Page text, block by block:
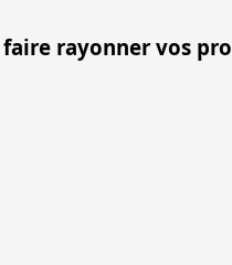
rayonner vos